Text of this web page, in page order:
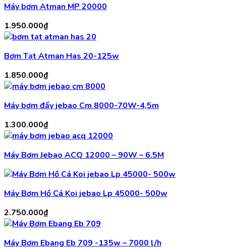
2.650.000₫.là:
Máy bơm Atman MP 20000
1.950.000₫
Bơm Tạt Atman Has 20-125w
1.850.000₫
Máy bơm đẩy jebao Cm 8000-70W-4,5m
1.300.000₫
Máy Bơm Jebao ACQ 12000 – 90W – 6.5M
Máy Bơm Hồ Cá Koi jebao Lp 45000- 500w
2.750.000₫
Máy Bơm Ebang Eb 709 -135w – 7000 l/h